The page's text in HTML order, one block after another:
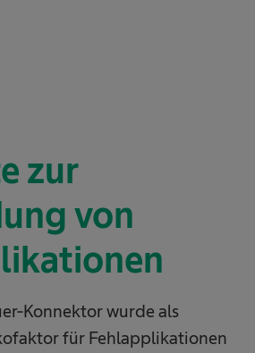
zur
von
Konnektor wurde als
für Fehlapplikationen